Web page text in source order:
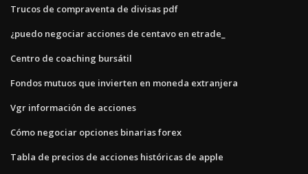
Trucos de compraventa de divisas pdf
¿puedo negociar acciones de centavo en etrade_
Centro de coaching bursátil
Fondos mutuos que invierten en moneda extranjera
Vgr información de acciones
Cómo negociar opciones binarias forex
Tabla de precios de acciones históricas de apple